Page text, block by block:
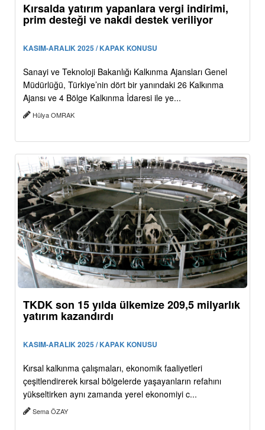
Kırsalda yatırım yapanlara vergi indirimi,
prim desteği ve nakdi destek veriliyor
KASIM-ARALIK 2025 / KAPAK KONUSU
Sanayi ve Teknoloji Bakanlığı Kalkınma Ajansları Genel
Müdürlüğü, Türkiye’nin dört bir yanındaki 26 Kalkınma
Ajansı ve 4 Bölge Kalkınma İdaresi ile ye...
Hülya OMRAK
TKDK son 15 yılda ülkemize 209,5 milyarlık
yatırım kazandırdı
KASIM-ARALIK 2025 / KAPAK KONUSU
Kırsal kalkınma çalışmaları, ekonomik faaliyetleri
çeşitlendirerek kırsal bölgelerde yaşayanların refahını
yükseltirken aynı zamanda yerel ekonomiyi c...
Sema ÖZAY